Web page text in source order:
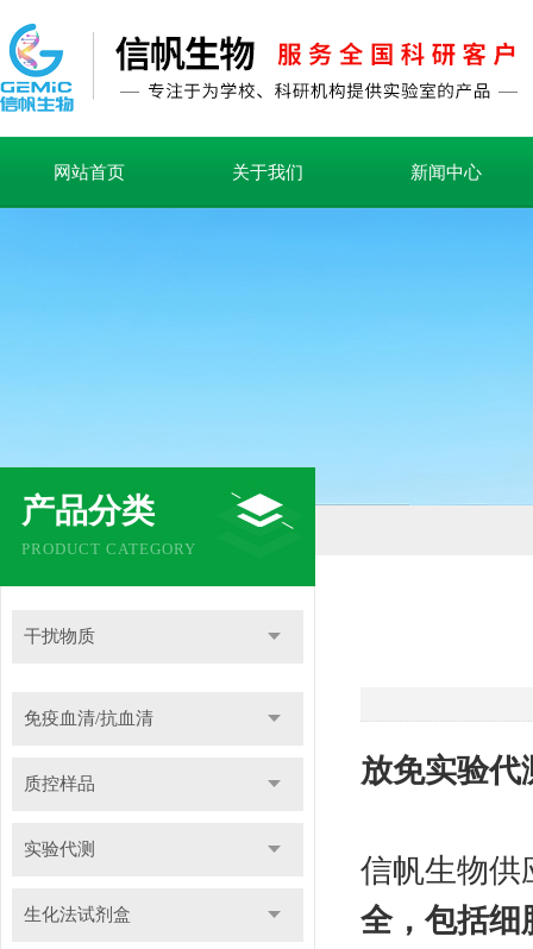
网站首页 关于我们 新闻中心
产品分类
PRODUCT CATEGORY
干扰物质
免疫血清/抗血清
质控样品
实验代测
生化法试剂盒
放免实验代
信帆生物供
全，包括细